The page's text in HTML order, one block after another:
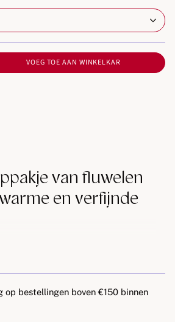
VOEG TOE AAN WINKELKAR
van fluwelen
en verfijnde
drukknoopjes aan de voorzijde en
op bestellingen boven €150 binnen